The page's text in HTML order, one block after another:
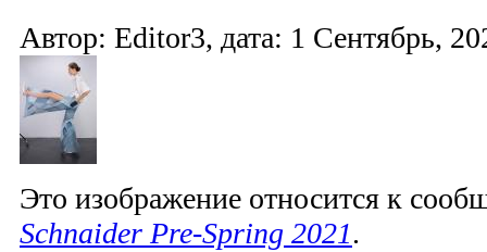
Автор: Editor3, дата: 1 Сентябрь,
Это изображение относится к
Schnaider Pre-Spring 2021.